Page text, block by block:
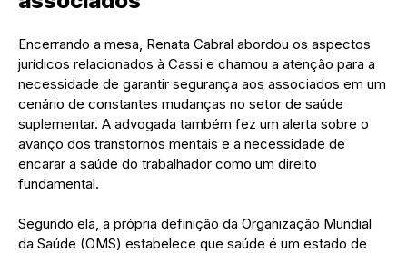
Encerrando a mesa, Renata Cabral abordou os aspectos
jurídicos relacionados à Cassi e chamou a atenção para a
necessidade de garantir segurança aos associados em um
cenário de constantes mudanças no setor de saúde
suplementar. A advogada também fez um alerta sobre o
avanço dos transtornos mentais e a necessidade de
encarar a saúde do trabalhador como um direito
fundamental.
Segundo ela, a própria definição da Organização Mundial
da Saúde (OMS) estabelece que saúde é um estado de